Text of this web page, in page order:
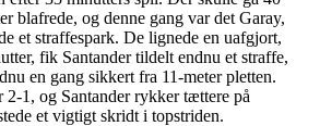
blafrede, og denne gang var det Garay,
et straffespark. De lignede en uafgjort,
fik Santander tildelt endnu et straffe,
en gang sikkert fra 11-meter pletten.
2-1, og Santander rykker tættere på
et vigtigt skridt i topstriden.